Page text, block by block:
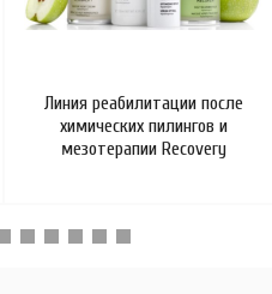
Линия реабилитации после
химических пилингов и
мезотерапии Recovery